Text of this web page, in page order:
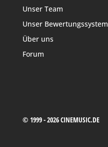
Unser Team
Unser Bewertungssystem
Über uns
Forum
© 1999 - 2026 CINEMUSIC.DE